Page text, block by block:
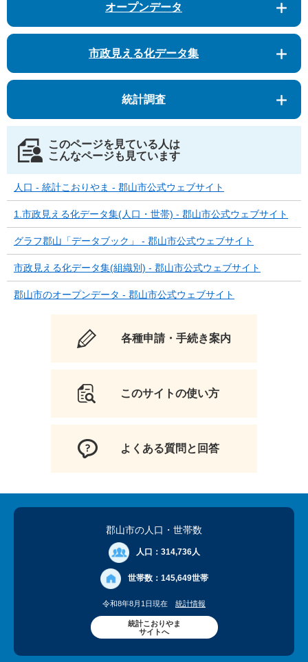
オープンデータ
市政見える化データ集
統計調査
このページを見ている人は
こんなページも見ています
人口 - 統計こおりやま - 郡山市公式ウェブサイト
1.市政見える化データ集(人口・世帯) - 郡山市公式ウェブサイト
グラフ郡山「データブック」 - 郡山市公式ウェブサイト
市政見える化データ集(組織別) - 郡山市公式ウェブサイト
郡山市のオープンデータ - 郡山市公式ウェブサイト
各種申請・手続き案内
このサイトの使い方
よくある質問と回答
郡山市の人口 ・世帯数
人口： 314,736人
世帯数： 145,649世帯
令和8年8月1日現在 統計情報
統計こおりやま
サイトへ